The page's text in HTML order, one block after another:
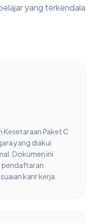
yang terkendala
Kesetaraan Paket C
yang diakui
Dokumen ini
pendaftaran
karir kerja.